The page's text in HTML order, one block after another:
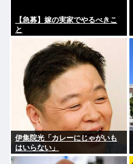
【急募】嫁の実家でやるべきこ
と
伊集院光「カレーにじゃがいも
はいらない」